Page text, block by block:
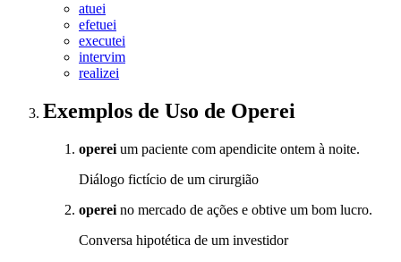
atuei
efetuei
executei
intervim
realizei
Exemplos de Uso de Operei
operei um paciente com apendicite ontem à noite.
Diálogo fictício de um cirurgião
operei no mercado de ações e obtive um bom lucro.
Conversa hipotética de um investidor